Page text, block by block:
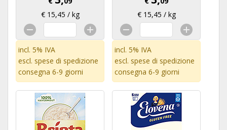
€ 15,45 / kg
incl. 5% IVA
escl. spese di spedizione
consegna 6-9 giorni
€ 15,45 / kg
incl. 5% IVA
escl. spese di spedizione
consegna 6-9 giorni